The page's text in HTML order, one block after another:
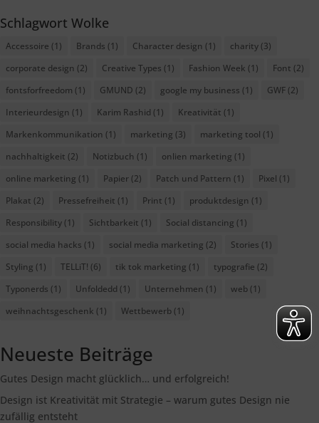
Schlagwort Wolke
Accessoire (1) Brands (1) Character design (1) charity (3)
corporate design (2) Creative Types (1) Fashion Week (1) Font (2)
fontsforfreedom (1) GMUND (2) google my business (1) GWF (2)
Interieurdesign (1) Karim Rashid (1) Kreativität (1)
Markenkommunikation (1) marketing (3) marketing tool (1)
nachhaltigkeit (2) Notizbuch (1) onlien marketing (1)
online marketing (1) Papier (2) Patch und Pattern (1) Pixel (1)
Plakat (2) Pressefreiheit (1) Print (1) produktdesign (1)
Responsibility (1) Sichtbarkeit (1) Social distancing (1)
social media hacks (1) social media marketing (2) Stories (1)
Styling (1) TELLiT! (6) tik tok marketing (1) typografie (2)
Typonerds (1) Unfoldedd (1) Unternehmen (1) web (1)
weihnachtsgeschenk (1) Wettbewerb (1)
Neueste Beiträge
Gutes Design macht glücklich… und erfolgreich!
Design ist Kreativität mit Strategie – warum gutes Design nie
zufällig entsteht